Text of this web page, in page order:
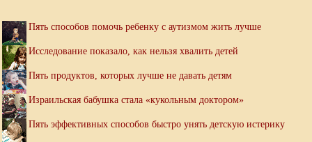
Пять способов помочь ребенку с аутизмом жить лучше
Исследование показало, как нельзя хвалить детей
Пять продуктов, которых лучше не давать детям
Израильская бабушка стала «кукольным доктором»
Пять эффективных способов быстро унять детскую истерику